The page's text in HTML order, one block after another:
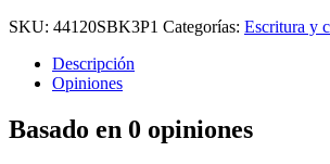
SKU: 44120SBK3P1 Categorías: Escritura y
Descripción
Opiniones
Basado en 0 opiniones